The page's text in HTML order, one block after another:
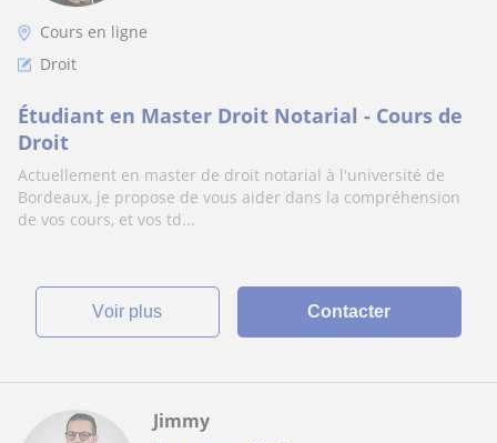
Cours en ligne
Droit
Étudiant en Master Droit Notarial - Cours de
Droit
Actuellement en master de droit notarial à l'université de
Bordeaux, je propose de vous aider dans la compréhension
de vos cours, et vos td...
voir plus Contacter
Jimmy